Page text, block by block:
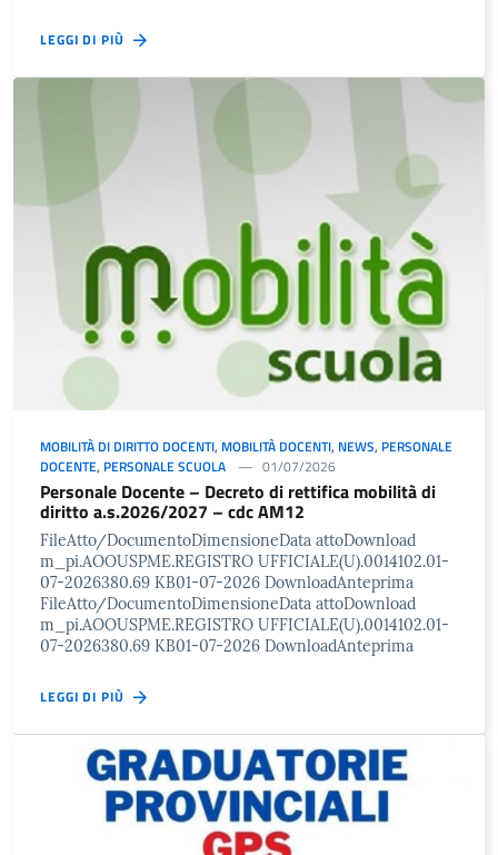
LEGGI DI PIÙ
MOBILITÀ DI DIRITTO DOCENTI, MOBILITÀ DOCENTI, NEWS, PERSONALE
DOCENTE, PERSONALE SCUOLA 01/07/2026
Personale Docente – Decreto di rettifica mobilità di
diritto a.s.2026/2027 – cdc AM12
FileAtto/DocumentoDimensioneData attoDownload
m_pi.AOOUSPME.REGISTRO UFFICIALE(U).0014102.01-
07-2026380.69 KB01-07-2026 DownloadAnteprima
FileAtto/DocumentoDimensioneData attoDownload
m_pi.AOOUSPME.REGISTRO UFFICIALE(U).0014102.01-
07-2026380.69 KB01-07-2026 DownloadAnteprima
LEGGI DI PIÙ